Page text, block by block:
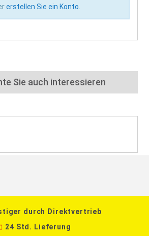
erstellen Sie ein Konto.
Sie auch interessieren
durch Direktvertrieb
24 Std. Lieferung